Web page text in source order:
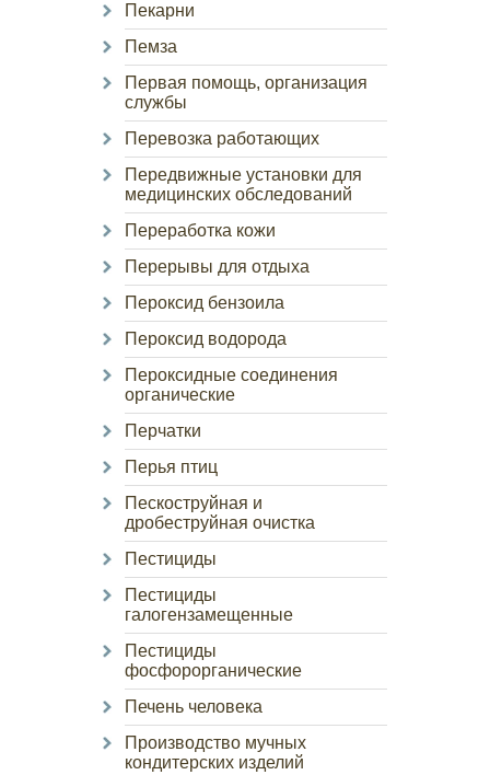
Пекарни
Пемза
Первая помощь, организация
службы
Перевозка работающих
Передвижные установки для
медицинских обследований
Переработка кожи
Перерывы для отдыха
Пероксид бензоила
Пероксид водорода
Пероксидные соединения
органические
Перчатки
Перья птиц
Пескоструйная и
дробеструйная очистка
Пестициды
Пестициды
галогензамещенные
Пестициды
фосфорорганические
Печень человека
Производство мучных
кондитерских изделий